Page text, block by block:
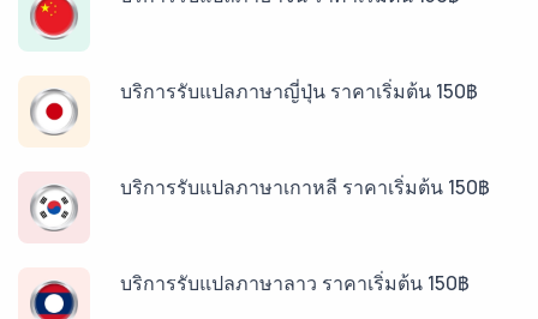
บริการรับแปลภาษาญี่ปุ่น ราคาเริ่มต้น 150฿
บริการรับแปลภาษาเกาหลี ราคาเริ่มต้น 150฿
บริการรับแปลภาษาลาว ราคาเริ่มต้น 150฿